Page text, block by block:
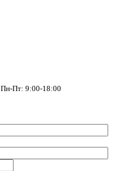
Пн-Пт: 9:00-18:00